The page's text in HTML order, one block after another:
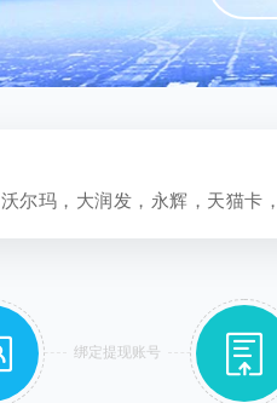
尔玛，大润发，永辉，天猫卡
绑定提现账号 